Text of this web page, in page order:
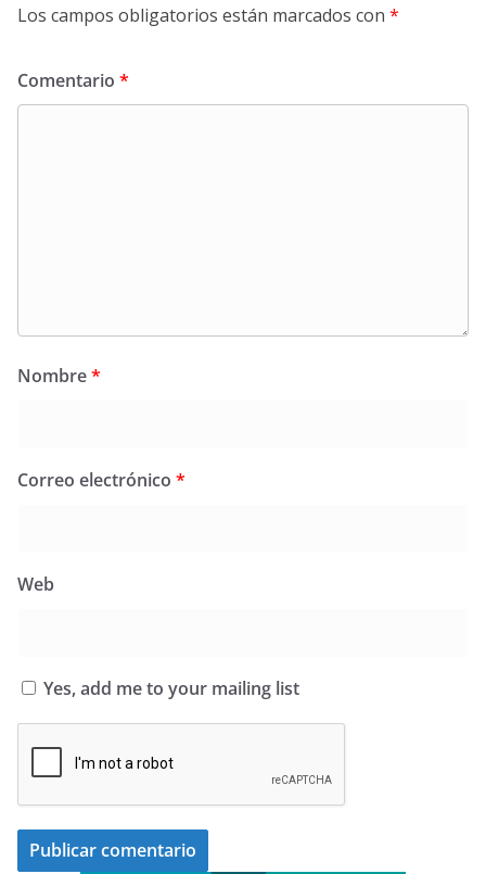
Los campos obligatorios están marcados con *
Comentario *
Nombre*
Correo electrónico *
Web
Yes, add me to your mailing list